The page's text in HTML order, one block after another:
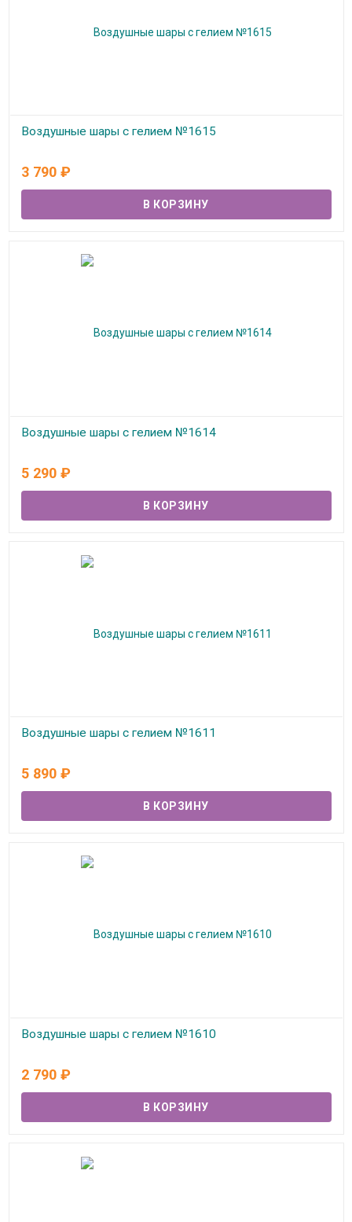
Воздушные шары с гелием №1615
3 790 ₽
Воздушные шары с гелием №1614
5 290 ₽
Воздушные шары с гелием №1611
5 890 ₽
Воздушные шары с гелием №1610
2 790 ₽